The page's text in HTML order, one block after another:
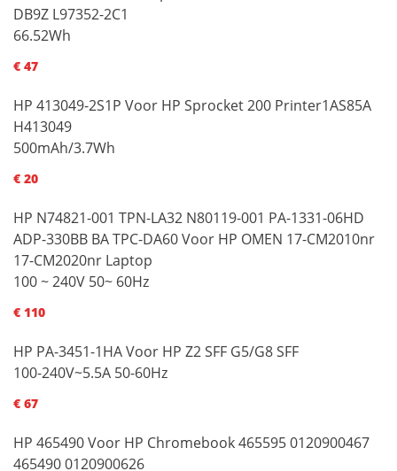
DB9Z L97352-2C1
66.52Wh
€ 47
HP 413049-2S1P Voor HP Sprocket 200 Printer1AS85A
H413049
500mAh/3.7Wh
€ 20
HP N74821-001 TPN-LA32 N80119-001 PA-1331-06HD
ADP-330BB BA TPC-DA60 Voor HP OMEN 17-CM2010nr
17-CM2020nr Laptop
100 ~ 240V 50~ 60Hz
€ 110
HP PA-3451-1HA Voor HP Z2 SFF G5/G8 SFF
100-240V~5.5A 50-60Hz
€ 67
HP 465490 Voor HP Chromebook 465595 0120900467
465490 0120900626